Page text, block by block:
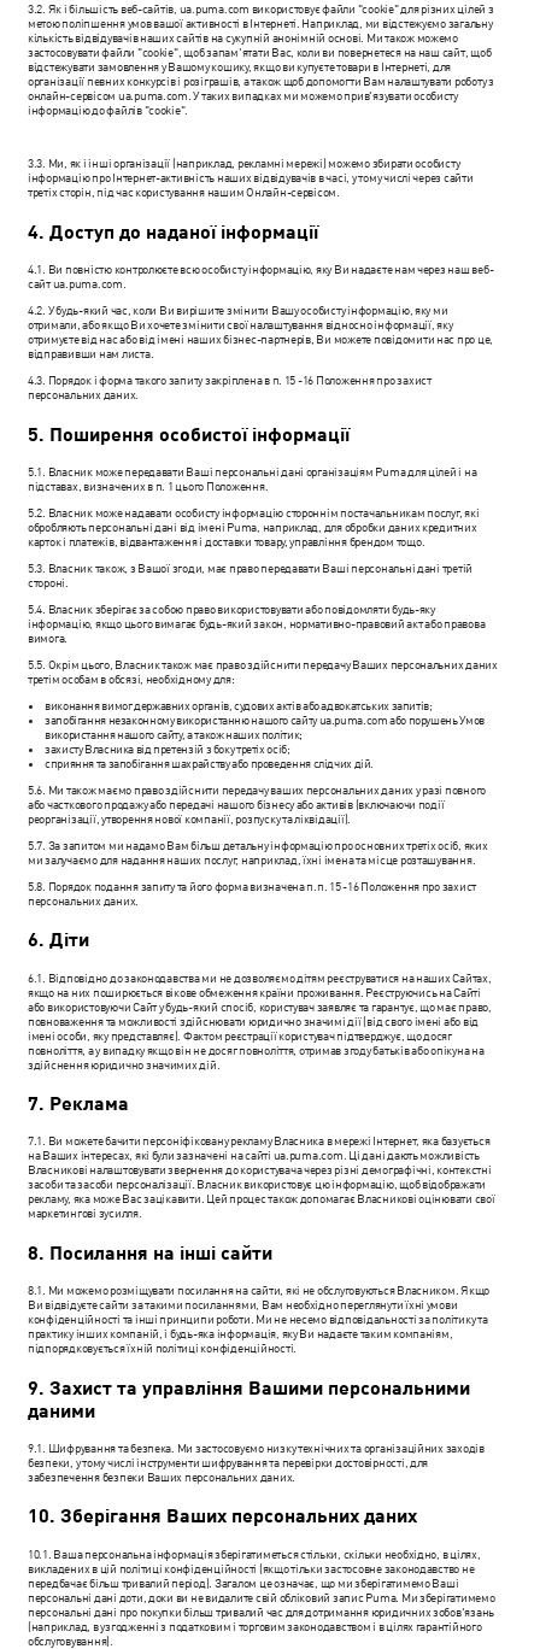
3.2. Як і більшість веб-сайтів, ua.puma.com використовує файли "cookie" для різних цілей з
метою поліпшення умов вашої активності в Інтернеті. Наприклад, ми відстежуємо загальну
кількість відвідувачів наших сайтів на сукупній анонімній основі. Ми також можемо
застосовувати файли "cookie", щоб запам'ятати Вас, коли ви повернетеся на наш сайт, щоб
відстежувати замовлення у Вашому кошику, якщо ви купуєте товари в Інтернеті, для
організації певних конкурсів і розіграшів, а також щоб допомогти Вам налаштувати роботу з
онлайн-сервісом ua.puma.com. У таких випадках ми можемо прив'язувати особисту
інформацію до файлів "cookie".
3.3. Ми, як і інші організації (наприклад, рекламні мережі) можемо збирати особисту
інформацію про Інтернет-активність наших відвідувачів в часі, у тому числі через сайти
третіх сторін, під час користування нашим Онлайн-сервісом.
4. Доступ до наданої інформації
4.1. Ви повністю контролюєте всю особисту інформацію, яку Ви надаєте нам через наш веб-
сайт ua.puma.com.
4.2. У будь-який час, коли Ви вирішите змінити Вашу особисту інформацію, яку ми
отримали, або якщо Ви хочете змінити свої налаштування відносно інформації, яку
отримуєте від нас або від імені наших бізнес-партнерів, Ви можете повідомити нас про це,
відправивши нам листа.
4.3. Порядок і форма такого запиту закріплена в п. 15 -16 Положення про захист
персональних даних.
5. Поширення особистої інформації
5.1. Власник може передавати Ваші персональні дані організаціям Puma для цілей і на
підставах, визначених в п. 1 цього Положення.
5.2. Власник може надавати особисту інформацію стороннім постачальникам послуг, які
обробляють персональні дані від імені Puma, наприклад, для обробки даних кредитних
карток і платежів, відвантаження і доставки товару, управління брендом тощо.
5.3. Власник також, з Вашої згоди, має право передавати Ваші персональні дані третій
стороні.
5.4. Власник зберігає за собою право використовувати або повідомляти будь-яку
інформацію, якщо цього вимагає будь-який закон, нормативно-правовий акт або правова
вимога.
5.5. Окрім цього, Власник також має право здійснити передачу Ваших персональних даних
третім особам в обсязі, необхідному для:
виконання вимог державних органів, судових актів або адвокатських запитів;
запобігання незаконному використанню нашого сайту ua.puma.com або порушень Умов
використання нашого сайту, а також наших політик;
захисту Власника від претензій з боку третіх осіб;
сприяння та запобігання шахрайству або проведення слідчих дій.
5.6. Ми також маємо право здійснити передачу ваших персональних даних у разі повного
або часткового продажу або передачі нашого бізнесу або активів (включаючи події
реорганізації, утворення нової компанії, розпуску та ліквідації).
5.7. За запитом ми надамо Вам більш детальну інформацію про основних третіх осіб, яких
ми залучаємо для надання наших послуг, наприклад, їхні імена та місце розташування.
5.8. Порядок подання запиту та його форма визначена п.п. 15 -16 Положення про захист
персональних даних.
6. Діти
6.1. Відповідно до законодавства ми не дозволяємо дітям реєструватися на наших Сайтах,
якщо на них поширюється вікове обмеження країни проживання. Реєструючись на Сайті
або використовуючи Сайт у будь-який спосіб, користувач заявляє та гарантує, що має право,
повноваження та можливості здійснювати юридично значимі дії (від свого імені або від
імені особи, яку представляє). Фактом реєстрації користувач підтверджує, що досяг
повноліття, а у випадку якщо він не досяг повноліття, отримав згоду батьків або опікуна на
здійснення юридично значимих дій.
7. Реклама
7.1. Ви можете бачити персоніфіковану рекламу Власника в мережі Інтернет, яка базується
на Ваших інтересах, які були зазначені на сайті ua.puma.com. Ці дані дають можливість
Власникові налаштовувати звернення до користувача через різні демографічні, контекстні
засоби та засоби персоналізації. Власник використовує цю інформацію, щоб відображати
рекламу, яка може Вас зацікавити. Цей процес також допомагає Власникові оцінювати свої
маркетингові зусилля.
8. Посилання на інші сайти
8.1. Ми можемо розміщувати посилання на сайти, які не обслуговуються Власником. Якщо
Ви відвідуєте сайти за такими посиланнями, Вам необхідно переглянути їхні умови
конфіденційності та інші принципи роботи. Ми не несемо відповідальності за політику та
практику інших компаній, і будь-яка інформація, яку Ви надаєте таким компаніям,
підпорядковується їхній політиці конфіденційності.
9. Захист та управління Вашими персональними
даними
9.1. Шифрування та безпека. Ми застосовуємо низку технічних та організаційних заходів
безпеки, у тому числі інструменти шифрування та перевірки достовірності, для
забезпечення безпеки Ваших персональних даних.
10. Зберігання Ваших персональних даних
10.1. Ваша персональна інформація зберігатиметься стільки, скільки необхідно, в цілях,
викладених в цій політиці конфіденційності (якщо тільки застосовне законодавство не
передбачає більш тривалий період). Загалом це означає, що ми зберігатимемо Ваші
персональні дані доти, доки ви не видалите свій обліковий запис Puma. Ми зберігатимемо
персональні дані про покупки більш тривалий час для дотримання юридичних зобов'язань
(наприклад, в узгодженні з податковим і торговим законодавством і в цілях гарантійного
обслуговування).